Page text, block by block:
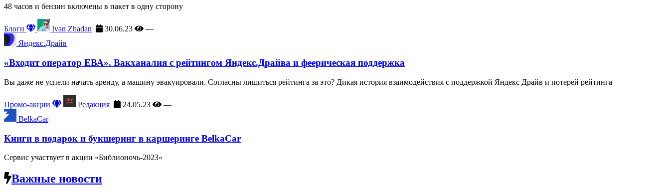
48 часов и бензин включены в пакет в одну сторону
Блоги Ivan Zhadan 30.06.23
—
Яндекс.Драйв
«Входит оператор ЕВА». Вакханалия с рейтингом Яндекс.Драйва и феерическая поддержка
Вы даже не успели начать аренду, а машину эвакуировали. Согласны лишиться рейтинга за это? Дикая история взаимодействия с поддержкой Яндекс Драйв и потерей рейтинга
Промо-акции Редакция 24.05.23
—
BelkaCar
Книги в подарок и букшеринг в каршеринге BelkaCar
Сервис участвует в акции «Библионочь-2023»
Важные новости